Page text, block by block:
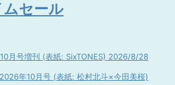
セール
月号増刊 (表紙: SixTONES) 2026/8/28
年10月号 (表紙: 松村北斗×今田美桜)